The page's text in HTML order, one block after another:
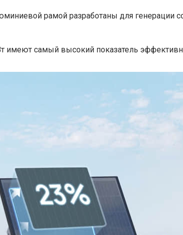
рамой разработаны для генерации
самый высокий показатель